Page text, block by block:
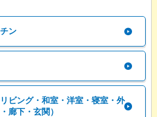
ン
ビング・和室・洋室・寝室・外
廊下・玄関）